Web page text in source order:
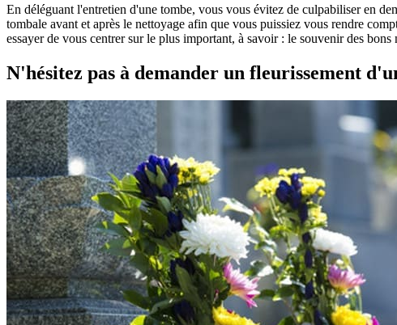
En déléguant l'entretien d'une tombe, vous vous évitez de culpabiliser en
tombale avant et après le nettoyage afin que vous puissiez vous rendre
essayer de vous centrer sur le plus important, à savoir : le souvenir des bons
N'hésitez pas à demander un fleurissement